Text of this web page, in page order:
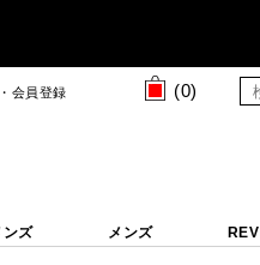
会員登録 (0)
ンズ メンズ